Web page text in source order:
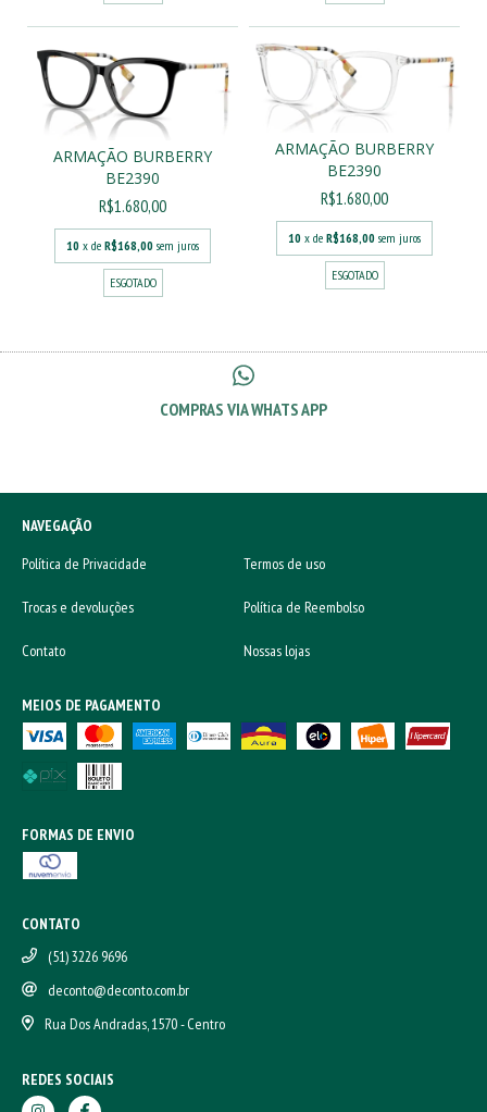
ARMAÇÃO BURBERRY
BE2390
R$1.680,00
10 x de R$168,00 sem juros
ESGOTADO
ARMAÇÃO BURBERRY
BE2390
R$1.680,00
10 x de R$168,00 sem juros
ESGOTADO
COMPRAS VIA WHATS APP
NAVEGAÇÃO
Política de Privacidade
Termos de uso
Trocas e devoluções Política de Reembolso
Contato Nossas lojas
MEIOS DE PAGAMENTO
FORMAS DE ENVIO
CONTATO
(51) 3226 9696
deconto@deconto.com.br
Rua Dos Andradas, 1570 - Centro
REDES SOCIAIS